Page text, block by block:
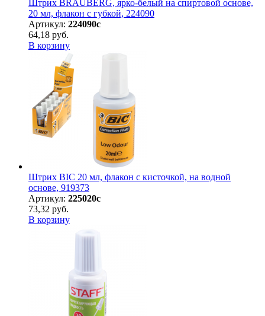
Штрих BRAUBERG, ярко-белый на спиртовой основе,
20 мл, флакон с губкой, 224090
Артикул: 224090с
64,18 руб.
В корзину
Штрих BIC 20 мл, флакон с кисточкой, на водной
основе, 919373
Артикул: 225020с
73,32 руб.
В корзину